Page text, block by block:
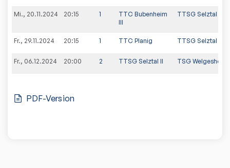
Mi., 20.11.2024 20:15 1
TTC Bubenheim
III
TTSG Selztal II
Fr., 29.11.2024 20:15 1 TTC Planig TTSG Selztal II
Fr., 06.12.2024 20:00 2 TTSG Selztal II TSG Welgesheim
PDF-Version